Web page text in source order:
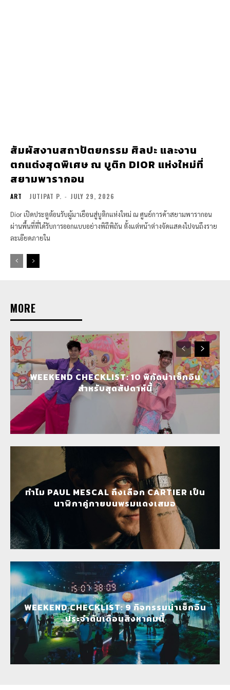
สัมผัสงานสถาปัตยกรรม ศิลปะ และงาน
ตกแต่งสุดพิเศษ ณ บูติก DIOR แห่งใหม่ที่
สยามพารากอน
ART JUTIPAT P. - JULY 29, 2026
Dior เปิดประตูต้อนรับผู้มาเยือนสู่บูติกแห่งใหม่ ณ ศูนย์การค้าสยามพารากอน
ผ่านพื้นที่ที่ได้รับการออกแบบอย่างพิถีพิถัน ตั้งแต่หน้าต่างจัดแสดงไปจนถึงราย
ละเอียดภายใน
MORE
WEEKEND CHECKLIST: 10 พิกัดน่าเช็กอิน
สำหรับสุดสัปดาห์นี้
ทำไม PAUL MESCAL ถึงเลือก CARTIER เป็น
นาฬิกาคู่กายบนพรมแดงเสมอ
WEEKEND CHECKLIST: 9 กิจกรรมน่าเช็กอิน
ประจำต้นเดือนสิงหาคมนี้